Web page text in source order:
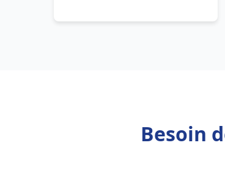
Besoin